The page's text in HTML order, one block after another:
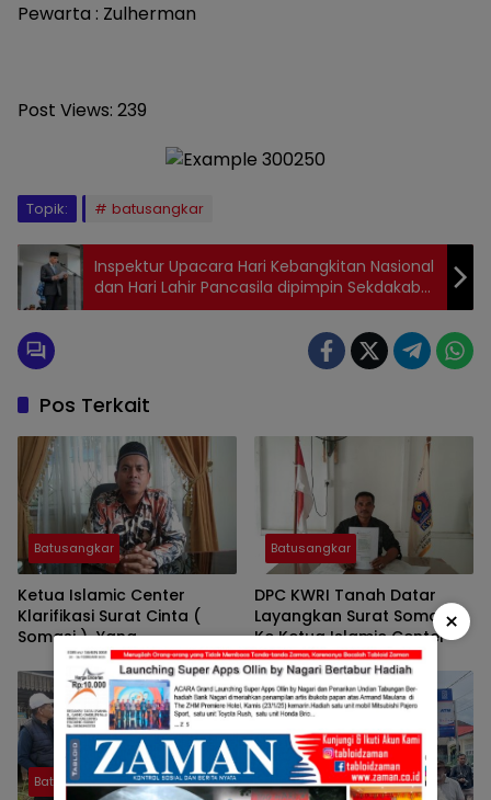
Pewarta : Zulherman
Post Views: 239
Topik: batusangkar
Inspektur Upacara Hari Kebangkitan Nasional
dan Hari Lahir Pancasila dipimpin Sekdakab
Solok Medison
Pos Terkait
Batusangkar
Ketua Islamic Center
Klarifikasi Surat Cinta (
Somasi ) Yang
dilayangkan DPC KWRI
Tanah Datar
Batusangkar
DPC KWRI Tanah Datar
Layangkan Surat Somasi
Ke Ketua Islamic Center
Batusangkar Batusangkar
×